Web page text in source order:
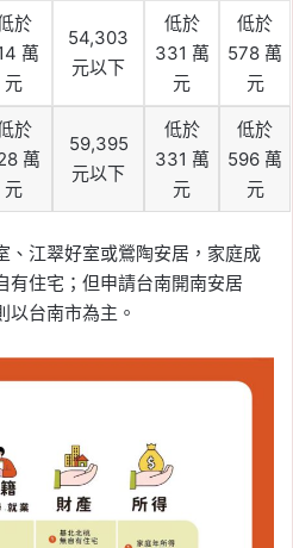
於
萬
元
54,303
元以下
低於
331 萬
元
低於
578 萬
元
於
萬
元
59,395
元以下
低於
331 萬
元
低於
596 萬
元
、江翠好室或鶯陶安居，家庭成
有住宅；但申請台南開南安居
以台南市為主。